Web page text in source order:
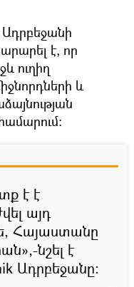
Ադրբեջանի
է, որ
ուղիղ
և
է է
այդ
Հայաստանը
նշել է
Ադրբեջանը: